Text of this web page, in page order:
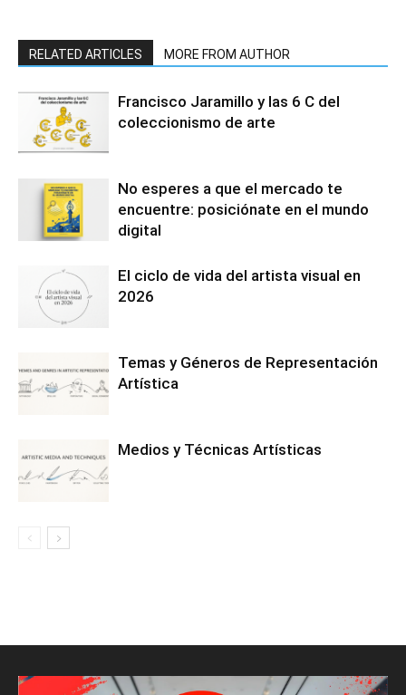
RELATED ARTICLES MORE FROM AUTHOR
Francisco Jaramillo y las 6 C del
coleccionismo de arte
No esperes a que el mercado te
encuentre: posiciónate en el mundo
digital
El ciclo de vida del artista visual en
2026
Temas y Géneros de Representación
Artística
Medios y Técnicas Artísticas